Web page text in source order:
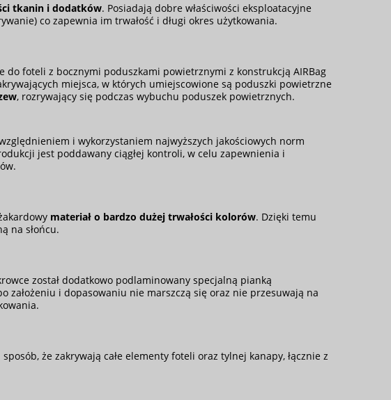
tkanin i dodatków. Posiadają dobre właściwości eksploatacyjne
co zapewnia im trwałość i długi okres użytkowania.
do foteli z bocznymi poduszkami powietrznymi z konstrukcją AIRBag
miejsca, w których umiejscowione są poduszki powietrzne
, rozrywający się podczas wybuchu poduszek powietrznych.
i wykorzystaniem najwyższych jakościowych norm
jest poddawany ciągłej kontroli, w celu zapewnienia i
materiał o bardzo dużej trwałości kolorów. Dzięki temu
na słońcu.
został dodatkowo podlaminowany specjalną pianką
założeniu i dopasowaniu nie marszczą się oraz nie przesuwają na
że zakrywają całe elementy foteli oraz tylnej kanapy, łącznie z